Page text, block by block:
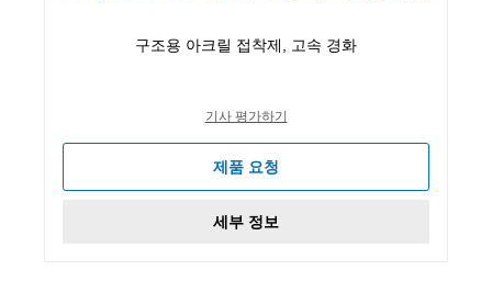
구조용 아크릴 접착제, 고속 경화
기사 평가하기
제품 요청
세부 정보